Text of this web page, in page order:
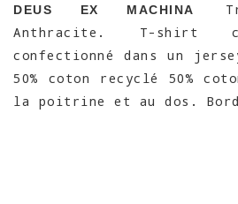
DEUS EX MACHINA
Anthracite. T-shirt
confectionné dans un
50% coton recyclé 50%
la poitrine et au dos.